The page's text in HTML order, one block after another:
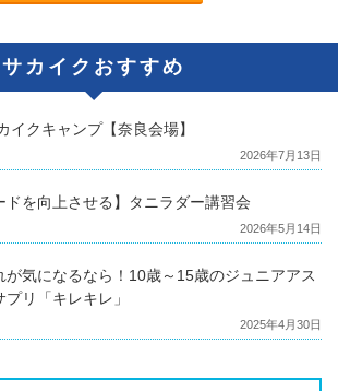
サカイクおすすめ
イクキャンプ【奈良会場】
2026年7月13日
ドを向上させる】タニラダー講習会
2026年5月14日
が気になるなら！10歳～15歳のジュニアアス
リ「キレキレ」
2025年4月30日